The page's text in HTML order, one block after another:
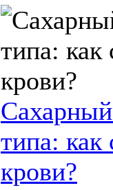
типа: как
крови?